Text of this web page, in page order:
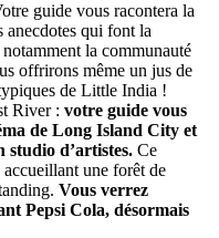
guide vous racontera la
anecdotes qui font la
la communauté
offrirons même un jus de
de Little India !
River : votre guide vous
de Long Island City et
studio d’artistes. Ce
une forêt de
Vous verrez
Pepsi Cola, désormais